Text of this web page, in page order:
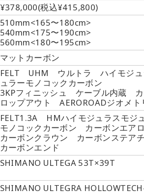
¥378,000(税込¥415,800)
510mm<165〜180cm>
540mm<175〜190cm>
560mm<180〜195cm>
マットカーボン
FELT UHM ウルトラ ハイモジュ
ュラーモノコックカーボン
3KPフィニッシュ ケーブル内蔵
ロップアウト AEROROADジオメト
FELT1.3A HMハイモジュラスモジ
モノコックカーボン カーボンエア
カーボンクラウン カーボンステ
カーボンエンド
SHIMANO ULTEGA 53T×39T
SHIMANO ULTEGRA